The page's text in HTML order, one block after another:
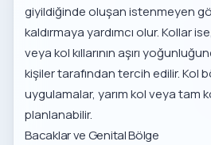
giyildiğinde oluşan istenmeyen
kaldırmaya yardımcı olur. Kollar
veya kol kıllarının aşırı
kişiler tarafından tercih edilir. Kol
uygulamalar, yarım kol veya tam
planlanabilir.
Bacaklar ve Genital Bölge